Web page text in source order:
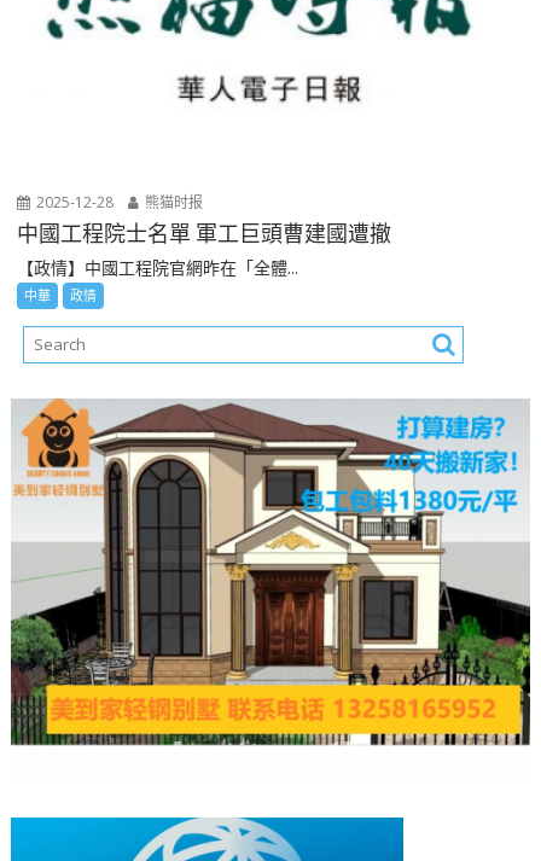
2025-12-28 熊猫时报
中國工程院士名單 軍工巨頭曹建國遭撤
【政情】中國工程院官網昨在「全體...
中華 政情